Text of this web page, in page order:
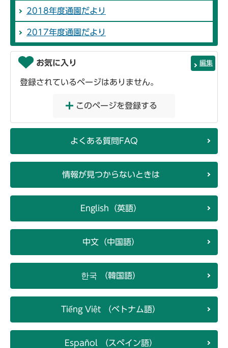
2018年度通園だより
2017年度通園だより
お気に入り 編集
登録されているページはありません。
このページを登録する
よくある質問FAQ
情報が見つからないときは
English（英語）
中文（中国語）
한국 （韓国語）
Tiếng Việt （ベトナム語）
Español （スペイン語）